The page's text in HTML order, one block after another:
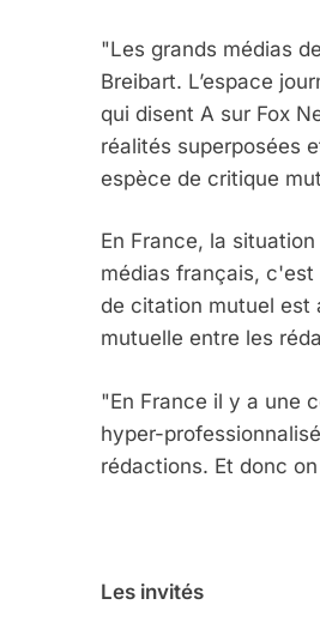
"Les grands médias
Breibart. L’espace
qui disent A sur Fox
réalités superposées
espèce de critique
En France, la
médias français,
de citation mutuel est
mutuelle entre les
"En France il y a une
hyper-
rédactions. Et donc
Les invités
5